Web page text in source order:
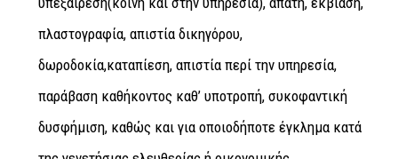
πλαστογραφία, απιστία δικηγόρου,
δωροδοκία,καταπίεση, απιστία περί την υπηρεσία,
παράβαση καθήκοντος καθ’ υποτροπή, συκοφαντική
δυσφήμιση, καθώς και για οποιοδήποτε έγκλημα κατά